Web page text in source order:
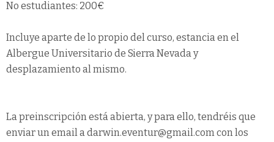
No estudiantes: 200€
Incluye aparte de lo propio del curso, estancia en el
Albergue Universitario de Sierra Nevada y
desplazamiento al mismo.
La preinscripción está abierta, y para ello, tendréis que
enviar un email a darwin.eventur@gmail.com con los